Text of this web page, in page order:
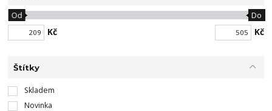
Kč
Od Do
Kč
Štítky
Skladem
Novinka